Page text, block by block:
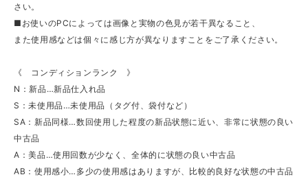
さい。
■お使いのPCによっては画像と実物の色見が若干異なること、
また使用感などは個々に感じ方が異なりますことをご了承ください。
《 コンディションランク 》
N：新品…新品仕入れ品
S：未使用品…未使用品（タグ付、袋付など）
SA：新品同様…数回使用した程度の新品状態に近い、非常に状態の良い
中古品
A：美品…使用回数が少なく、全体的に状態の良い中古品
AB：使用感小…多少の使用感はありますが、比較的良好な状態の中古品